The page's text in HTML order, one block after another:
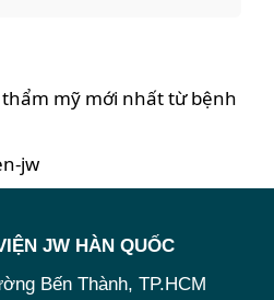
JW HÀN QUỐC
Bến Thành, TP.HCM